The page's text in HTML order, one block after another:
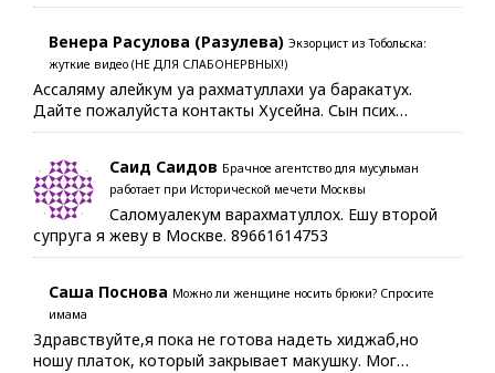
Венера Расулова (Разулева) Экзорцист из Тобольска:
жуткие видео (НЕ ДЛЯ СЛАБОНЕРВНЫХ!)
Ассаляму алейкум уа рахматуллахи уа баракатух.
Дайте пожалуйста контакты Хусейна. Сын псих…
Саид Саидов Брачное агентство для мусульман
работает при Исторической мечети Москвы
Саломуалекум варахматуллох. Ешу второй
супруга я жеву в Москве. 89661614753
Саша Поснова Можно ли женщине носить брюки? Спросите
имама
Здравствуйте,я пока не готова надеть хиджаб,но
ношу платок, который закрывает макушку. Мог…